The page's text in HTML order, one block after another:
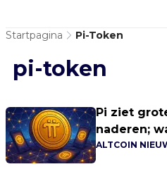
Startpagina Pi-Token
pi-token
Pi ziet
naderen;
de prijs?
ALTCOIN